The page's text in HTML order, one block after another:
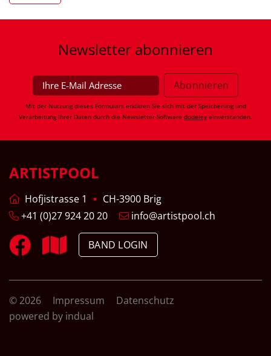
Newsletter abonnieren
Mit der Nutzung dieses Formulars erklären Sie sich mit der Speicherung und
Verarbeitung Ihrer Daten durch die Newsletter-Software dodeley einverstanden.
ARTISTPOOL
Hofjistrasse 1
CH-3900 Brig
+41 (0)27 924 20 20
info@artistpool.ch
BAND LOGIN
© 2026 Impressum
Datenschutz
powered by indual